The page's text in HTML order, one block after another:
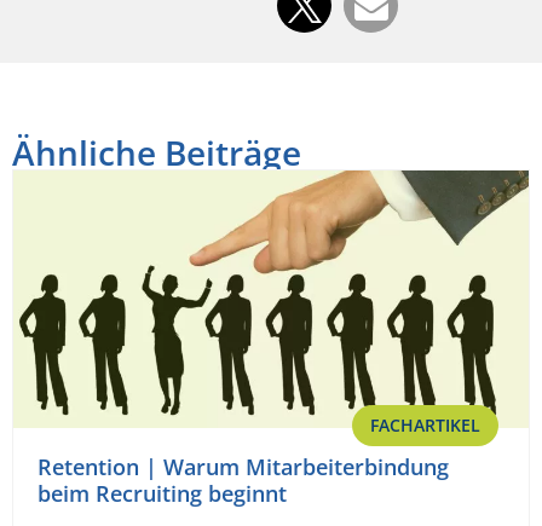
Ähnliche Beiträge
FACHARTIKEL
Retention | Warum Mitarbeiterbindung
beim Recruiting beginnt